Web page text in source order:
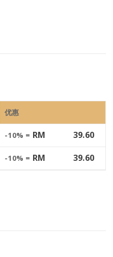
优惠
-10% = RM 39.60
-10% = RM 39.60